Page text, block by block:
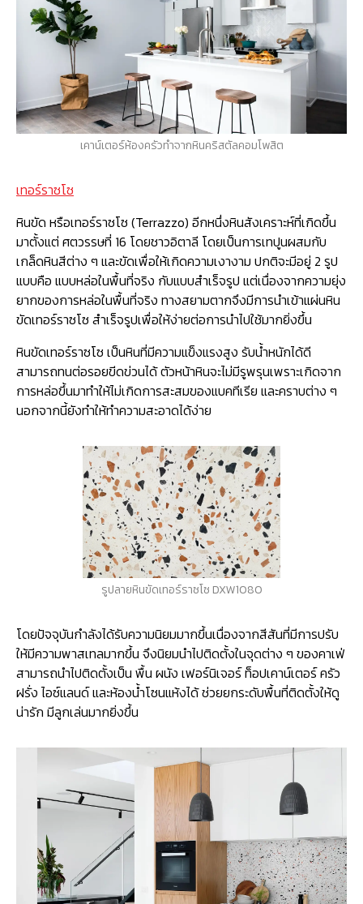
เคาน์เตอร์ห้องครัวทำจากหินคริสตัลคอมโพสิต
เทอร์ราซโซ
หินขัด หรือเทอร์ราซโซ (Terrazzo) อีกหนึ่งหินสังเคราะห์ที่เกิดขึ้น
มาตั้งแต่ ศตวรรษที่ 16 โดยชาวอิตาลี โดยเป็นการเทปูนผสมกับ
เกล็ดหินสีต่าง ๆ และขัดเพื่อให้เกิดความเงางาม ปกติจะมีอยู่ 2 รูป
แบบคือ แบบหล่อในพื้นที่จริง กับแบบสำเร็จรูป แต่เนื่องจากความยุ่ง
ยากของการหล่อในพื้นที่จริง ทางสยามตากจึงมีการนำเข้าแผ่นหิน
ขัดเทอร์ราซโซ สำเร็จรูปเพื่อให้ง่ายต่อการนำไปใช้มากยิ่งขึ้น
หินขัดเทอร์ราซโซ เป็นหินที่มีความแข็งแรงสูง รับน้ำหนักได้ดี
สามารถทนต่อรอยขีดข่วนได้ ตัวหน้าหินจะไม่มีรูพรุนเพราะเกิดจาก
การหล่อขึ้นมาทำให้ไม่เกิดการสะสมของแบคทีเรีย และคราบต่าง ๆ
นอกจากนี้ยังทำให้ทำความสะอาดได้ง่าย
รูปลายหินขัดเทอร์ราซโซ DXW1080
โดยปัจจุบันกำลังได้รับความนิยมมากขึ้นเนื่องจากสีสันที่มีการปรับ
ให้มีความพาสเทลมากขึ้น จึงนิยมนำไปติดตั้งในจุดต่าง ๆ ของคาเฟ่
สามารถนำไปติดตั้งเป็น พื้น ผนัง เฟอร์นิเจอร์ ท็อปเคาน์เตอร์ ครัว
ฝรั่ง ไอซ์แลนด์ และห้องน้ำโซนแห้งได้ ช่วยยกระดับพื้นที่ติดตั้งให้ดู
น่ารัก มีลูกเล่นมากยิ่งขึ้น